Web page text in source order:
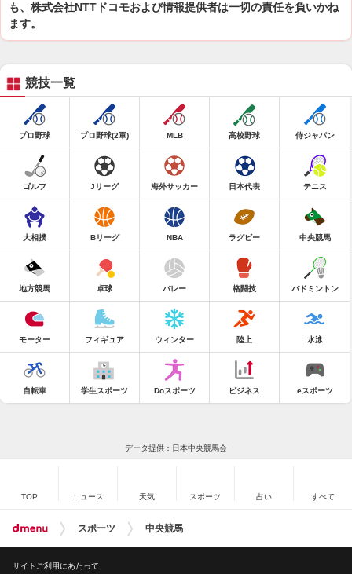
も、株式会社NTTドコモおよび情報提供者は一切の責任を負いかね
ます。
競技一覧
プロ野球 プロ野球(2軍) MLB 高校野球 侍ジャパン
ゴルフ Jリーグ 海外サッカー 日本代表 テニス
大相撲 Bリーグ NBA ラグビー 中央競馬
地方競馬 卓球 バレー 格闘技 バドミントン
モーター フィギュア ウィンター 陸上 水泳
自転車 学生スポーツ Doスポーツ ビジネス eスポーツ
データ提供：日本中央競馬会
TOP ニュース 天気 スポーツ 占い すべて
スポーツ 中央競馬
サイトご利用にあたって